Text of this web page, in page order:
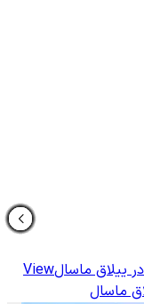
ییلاق ماسالView
ماسال